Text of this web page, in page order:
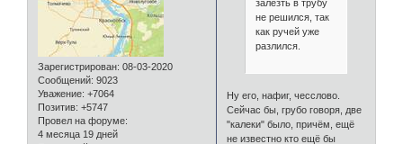
Зарегистрирован: 08-03-2020
Сообщений: 9023
Уважение: +7064
Позитив: +5747
Провел на форуме:
4 месяца 19 дней
залезть в трубу
не решился, так
как ручей уже
разлился.
Ну его, нафиг, чесслово.
Сейчас бы, грубо говоря, две
"калеки" было, причём, ещё
не известно кто ещё бы